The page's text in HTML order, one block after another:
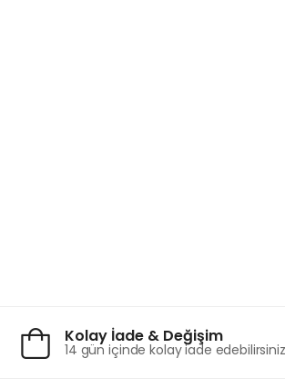
Kolay İade & Değişim
14 gün içinde kolay iade